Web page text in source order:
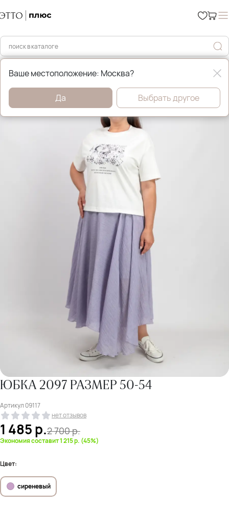
Главная Юбки
ЮБКА 2097 РАЗМЕР 50-54
Артикул 09117
нет отзывов
1 485р.2 700р.
Экономия составит 1 215 р. (45%)
Цвет:
сиреневый
Ваше местоположение: Москва?
Да Выбрать другое